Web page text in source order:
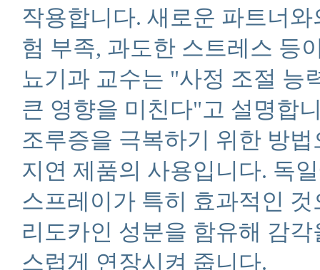
작용합니다. 새로운 파트너
험 부족, 과도한 스트레스 등
뇨기과 교수는 "사정 조절 능
큰 영향을 미친다"고 설명합
조루증을 극복하기 위한 방
지연 제품의 사용입니다. 독
스프레이가 특히 효과적인
리도카인 성분을 함유해 감
스럽게 연장시켜 줍니다.